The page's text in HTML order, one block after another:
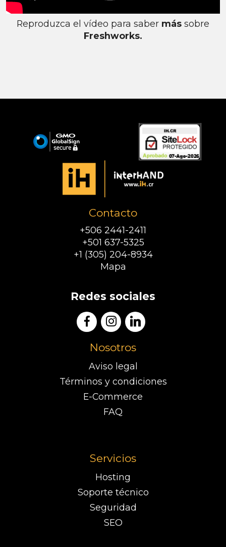
Reproduzca el vídeo para saber más sobre
Freshworks.
Contacto
+506 2441-2411
+501 637-5325
+1 (305) 204-8934
Mapa
Redes sociales
Nosotros
Aviso legal
Términos y condiciones
E-Commerce
FAQ
Servicios
Hosting
Soporte técnico
Seguridad
SEO